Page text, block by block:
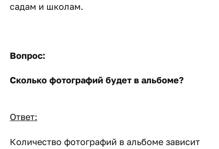
садам и школам.
Вопрос:
Сколько фотографий будет в альбоме?
Ответ:
Количество фотографий в альбоме зависит